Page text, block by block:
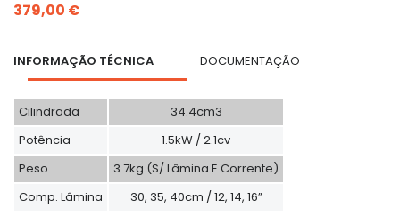
379,00 €
INFORMAÇÃO TÉCNICA DOCUMENTAÇÃO
Cilindrada
34.4cm3
Potência
1.5kW / 2.1cv
Peso
3.7kg (S/ Lâmina E Corrente)
Comp. Lâmina
30, 35, 40cm / 12, 14, 16”